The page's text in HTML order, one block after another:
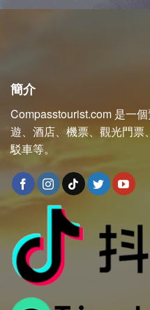
簡介
Compasstourist.com 是一
遊、酒店、機票、觀光門
駁車等。